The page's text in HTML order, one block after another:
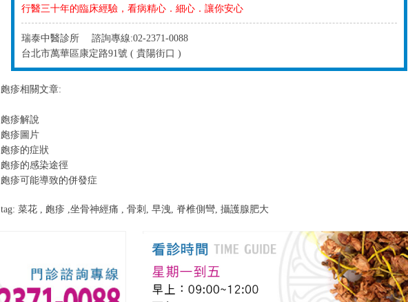
行醫三十年的臨床經驗，看病精心．細心．讓你安心
瑞泰中醫診所 諮詢專線:02-2371-0088
台北市萬華區康定路91號 ( 貴陽街口 )
皰疹相關文章:
皰疹解說
皰疹圖片
皰疹的症狀
皰疹的感染途徑
皰疹可能導致的併發症
tag: 菜花, 皰疹 坐骨神經痛 骨刺 早洩 脊椎側彎, 攝護腺肥大